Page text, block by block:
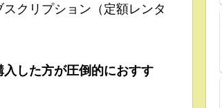
クリプション（定額レンタ
した方が圧倒的におすす